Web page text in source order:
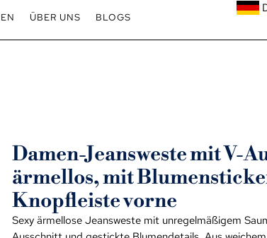
ÜBER UNS BLOGS
Damen-Jeansweste mit V-
ärmellos, mit
Knopfleiste vorne
Sexy ärmellose Jeansweste mit unregelmäßigem